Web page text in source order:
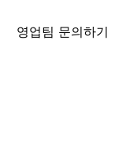
영업팀 문의하기